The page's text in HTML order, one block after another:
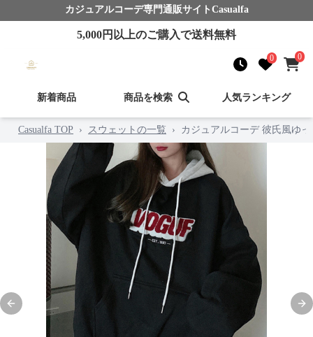
カジュアルコーデ専門通販サイト Casualfa
5,000円以上のご購入で送料無料
0 0
新着商品 商品を検索 人気ランキング
Casualfa TOP › スウェットの一覧 › カジュアルコーデ 彼氏風ゆ
Previous slide